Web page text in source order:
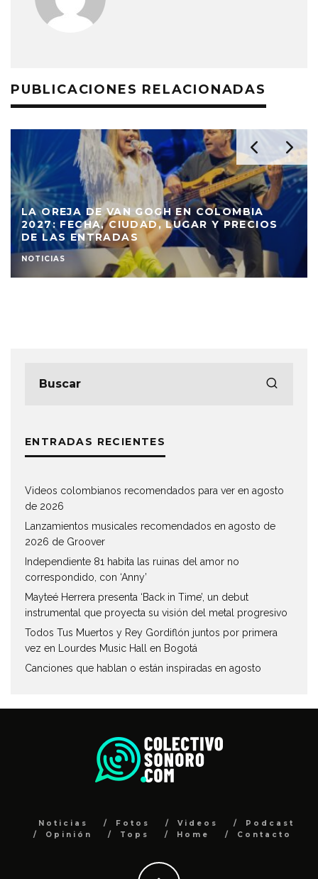
PUBLICACIONES RELACIONADAS
LA OREJA DE VAN GOGH EN COLOMBIA
2027: FECHA, CIUDAD, LUGAR Y PRECIOS
DE LAS ENTRADAS
NOTICIAS
ENTRADAS RECIENTES
Videos colombianos recomendados para ver en agosto
de 2026
Lanzamientos musicales recomendados en agosto de
2026 de Groover
Independiente 81 habita las ruinas del amor no
correspondido, con ‘Anny’
Mayteé Herrera presenta ‘Back in Time’, un debut
instrumental que proyecta su visión del metal progresivo
Todos Tus Muertos y Rey Gordiflón juntos por primera
vez en Lourdes Music Hall en Bogotá
Canciones que hablan o están inspiradas en agosto
Noticias Fotos Videos
Podcast
Opinión
Tops Home Contacto